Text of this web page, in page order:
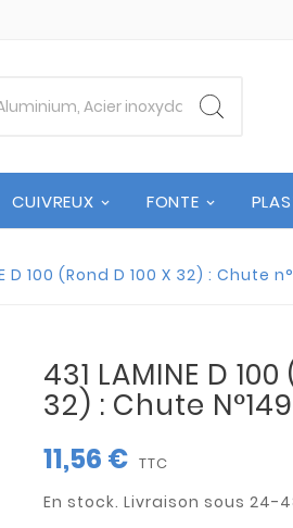
CUIVREUX FONTE
D 100 (Rond D 100 X 32) : Chute
431 LAMINE D
32) : Chute
11,56 € TTC